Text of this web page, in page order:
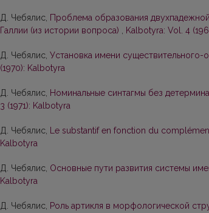
Д. Чебялис, Проблема образования
Галлии (из истории вопроса) , Kalbotyra: Vol. 4
Д. Чебялис, Установка имени существительного-
(1970): Kalbotyra
Д. Чебялис, Номинальные синтагмы без
3 (1971): Kalbotyra
Д. Чебялис, Le substantif en fonction du
Kalbotyra
Д. Чебялис, Основные пути развития системы
Kalbotyra
Д. Чебялис, Роль артикля в морфологической